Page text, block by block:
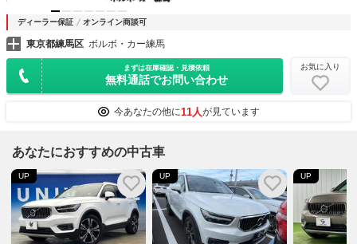
ディーラー保証 オンライン商談可
東京都練馬区 ボルボ・カー練馬
まずは在庫確認・見積依頼
無料通話でお問い合わせ
お気に入り
今あなたの他に11人が見ています
あなたにおすすめの中古車
UP UP UP